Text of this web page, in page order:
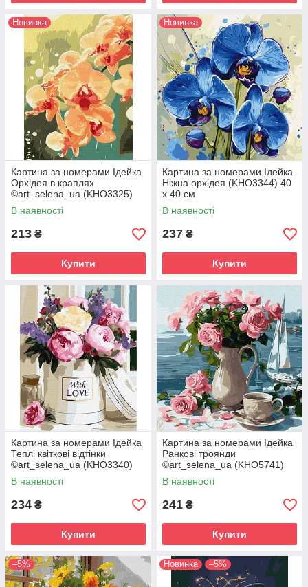
Новинка
Картина за номерами Ідейка
Орхідея в краплях
©art_selena_ua (KHO3325)
30 х 40 см
В наявності
213 ₴
Купити
Новинка
Картина за номерами Ідейка
Ніжна орхідея (KHO3344) 40
х 40 см
В наявності
237 ₴
Купити
Картина за номерами Ідейка
Теплі квіткові відтінки
©art_selena_ua (KHO3340)
40 х 50 см
В наявності
234 ₴
Купити
Картина за номерами Ідейка
Ранкові троянди
©art_selena_ua (KHO5741)
40 х 40 см
В наявності
241 ₴
Купити
–5% Новинка –5%